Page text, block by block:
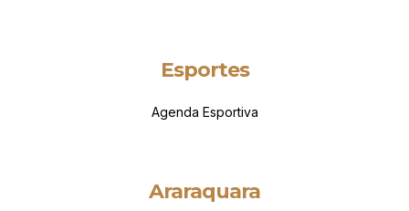
Esportes
Agenda Esportiva
Araraquara